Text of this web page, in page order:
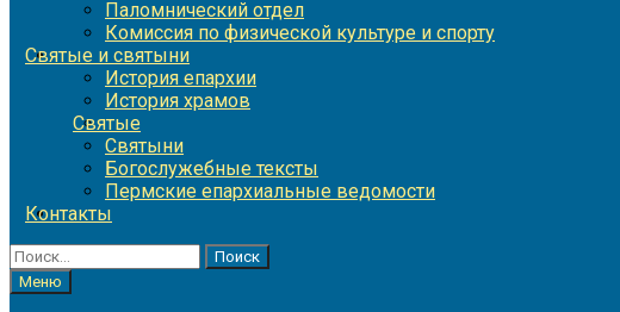
Паломнический отдел
Комиссия по физической культуре и спорту
Святые и святыни
История епархии
История храмов
Святые
Святыни
Богослужебные тексты
Пермские епархиальные ведомости
Контакты
Найти:
Меню